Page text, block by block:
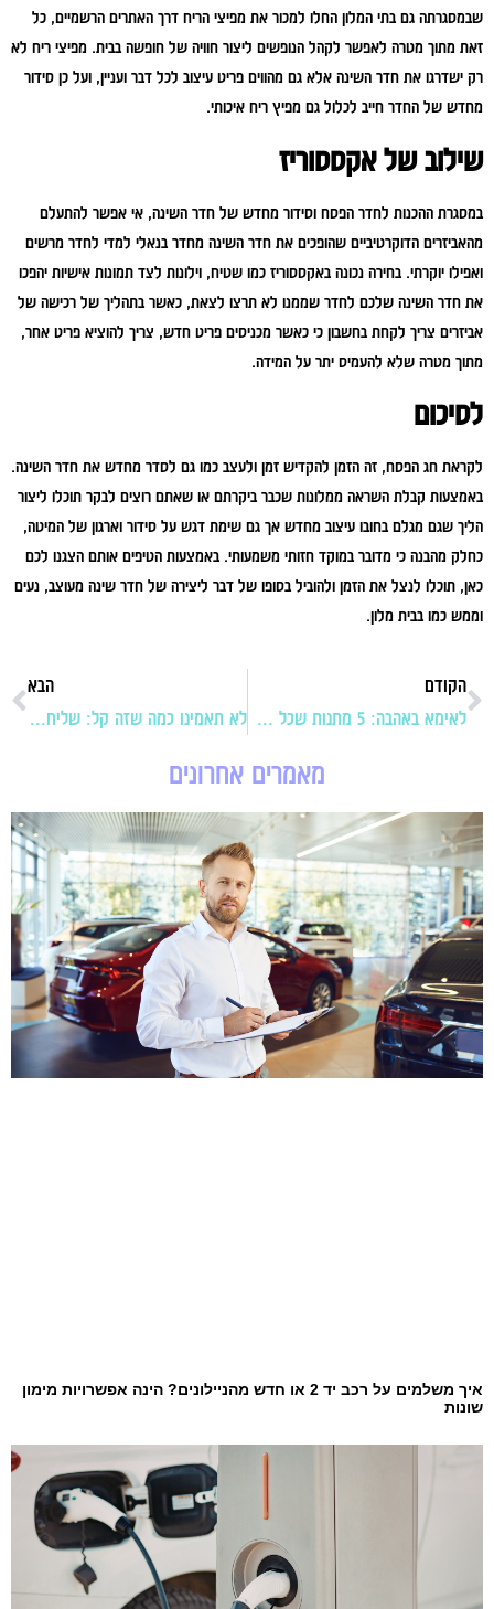
שבמסגרתה גם בתי המלון החלו למכור את מפיצי הריח דרך האתרים הרשמיים, כל
זאת מתוך מטרה לאפשר לקהל הנופשים ליצור חוויה של חופשה בבית. מפיצי ריח לא
רק ישדרגו את חדר השינה אלא גם מהווים פריט עיצוב לכל דבר ועניין, ועל כן סידור
מחדש של החדר חייב לכלול גם מפיץ ריח איכותי.
שילוב של אקססוריז
במסגרת ההכנות לחדר הפסח וסידור מחדש של חדר השינה, אי אפשר להתעלם
מהאביזרים הדוקרטיביים שהופכים את חדר השינה מחדר בנאלי למדי לחדר מרשים
ואפילו יוקרתי. בחירה נכונה באקססוריז כמו שטיח, וילונות לצד תמונות אישיות יהפכו
את חדר השינה שלכם לחדר שממנו לא תרצו לצאת, כאשר בתהליך של רכישה של
אביזרים צריך לקחת בחשבון כי כאשר מכניסים פריט חדש, צריך להוציא פריט אחר,
מתוך מטרה שלא להעמיס יתר על המידה.
לסיכום
לקראת חג הפסח, זה הזמן להקדיש זמן ולעצב כמו גם לסדר מחדש את חדר השינה.
באמצעות קבלת השראה ממלונות שכבר ביקרתם או שאתם רוצים לבקר תוכלו ליצור
הליך שגם מגלם בחובו עיצוב מחדש אך גם שימת דגש על סידור וארגון של המיטה,
כחלק מהבנה כי מדובר במוקד חזותי משמעותי. באמצעות הטיפים אותם הצגנו לכם
כאן, תוכלו לנצל את הזמן ולהוביל בסופו של דבר ליצירה של חדר שינה מעוצב, נעים
וממש כמו בבית מלון.
הקודם
לאימא באהבה: 5 מתנות שכל אם תאהב
הבא
לא תאמינו כמה שזה קל: שליחויות מהיום להיום
מאמרים אחרונים
איך משלמים על רכב יד 2 או חדש מהניילונים? הינה אפשרויות מימון
שונות